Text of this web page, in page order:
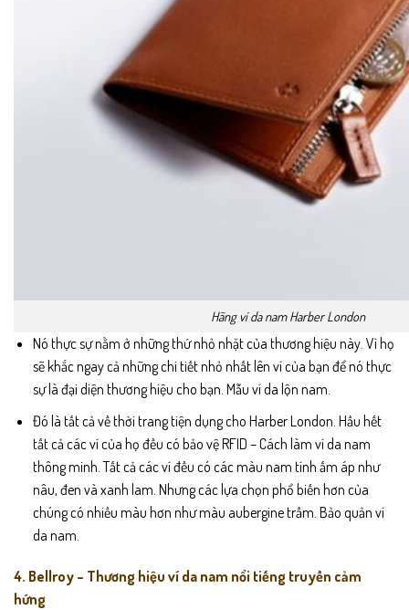
Hãng ví da nam Harber London
Nó thực sự nằm ở những thứ nhỏ nhặt của thương hiệu này. Vì họ
sẽ khắc ngay cả những chi tiết nhỏ nhất lên ví của bạn để nó thực
sự là đại diện thương hiệu cho bạn. Mẫu ví da lộn nam.
Đó là tất cả về thời trang tiện dụng cho Harber London. Hầu hết
tất cả các ví của họ đều có bảo vệ RFID – Cách làm ví da nam
thông minh. Tất cả các ví đều có các màu nam tính ấm áp như
nâu, đen và xanh lam. Nhưng các lựa chọn phổ biến hơn của
chúng có nhiều màu hơn như màu aubergine trầm. Bảo quản ví
da nam.
4. Bellroy – Thương hiệu ví da nam nổi tiếng truyền cảm
hứng